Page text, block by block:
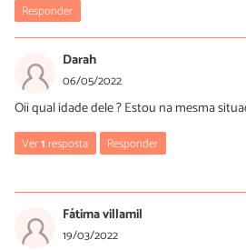
Responder
Darah
06/05/2022
Oii qual idade dele ? Estou na mesma
Ver1resposta Responder
26/07/2022
Oi tem que levar ele pra tomar
Fátima villamil
19/03/2022